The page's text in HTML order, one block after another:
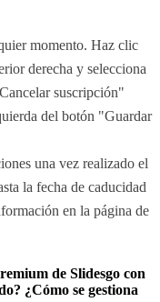
momento. Haz clic
derecha y selecciona
suscripción"
del botón "Guardar
una vez realizado el
la fecha de caducidad
en la página de
de Slidesgo con
¿Cómo se gestiona